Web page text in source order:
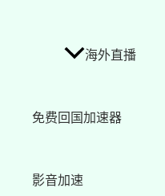
海外直播
免费回国加速器
影音加速